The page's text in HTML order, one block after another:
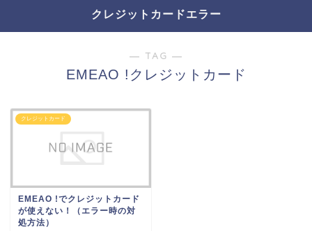
クレジットカードエラー
― TAG ―
EMEAO !クレジットカード
クレジットカード
EMEAO !でクレジットカード
が使えない！（エラー時の対
処方法）